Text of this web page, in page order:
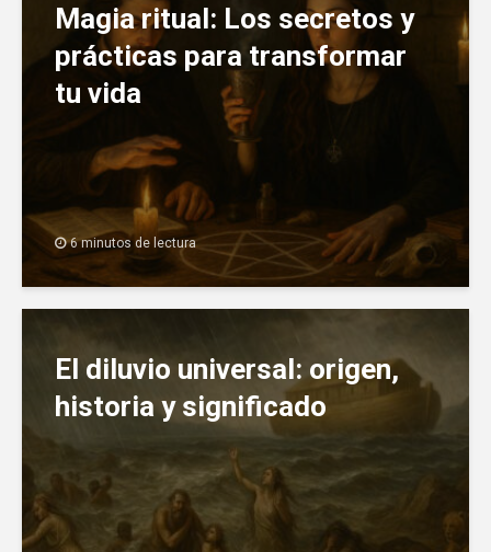
Magia ritual: Los secretos y
prácticas para transformar
tu vida
6 minutos de lectura
El diluvio universal: origen,
historia y significado